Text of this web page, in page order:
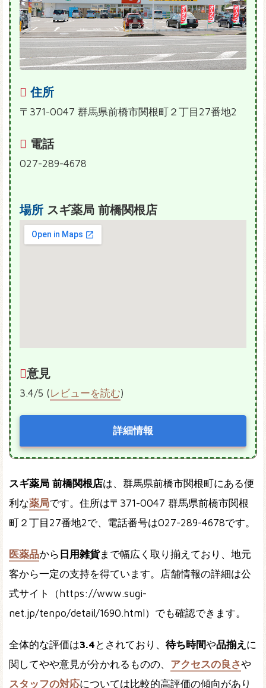
住所
〒371-0047 群馬県前橋市関根町２丁目27番地2
電話
027-289-4678
場所 スギ薬局 前橋関根店
意見
3.4/5 (レビューを読む)
詳細情報
スギ薬局 前橋関根店は、群馬県前橋市関根町にある便
利な薬局です。住所は〒371-0047 群馬県前橋市関根
町２丁目27番地2で、電話番号は027-289-4678です。
医薬品から 日用雑貨まで幅広く取り揃えており、地元
客から一定の支持を得ています。店舗情報の詳細は公
式サイト（https://www.sugi-
net.jp/tenpo/detail/1690.html）でも確認できます。
全体的な評価は3.4 とされており、 待ち時間や品揃え に
関してやや意見が分かれるものの、 アクセスの良さや
スタッフの対応については比較的高評価の傾向があり